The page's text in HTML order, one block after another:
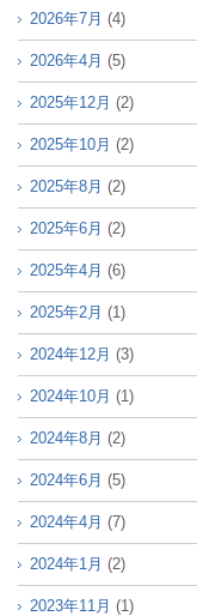
2026年7月 (4)
2026年4月 (5)
2025年12月 (2)
2025年10月 (2)
2025年8月 (2)
2025年6月 (2)
2025年4月 (6)
2025年2月 (1)
2024年12月 (3)
2024年10月 (1)
2024年8月 (2)
2024年6月 (5)
2024年4月 (7)
2024年1月 (2)
2023年11月 (1)